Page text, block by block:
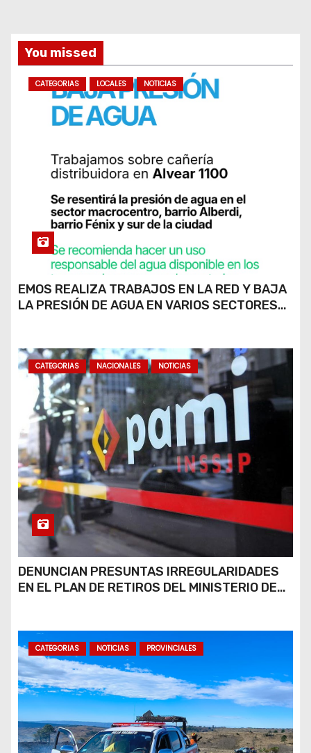
s
You missed
CATEGORIAS LOCALES NOTICIAS
EMOS REALIZA TRABAJOS EN LA RED Y BAJA
LA PRESIÓN DE AGUA EN VARIOS SECTORES
CATEGORIAS NACIONALES NOTICIAS
DENUNCIAN PRESUNTAS IRREGULARIDADES
EN EL PLAN DE RETIROS DEL MINISTERIO DE
CATEGORIAS NOTICIAS PROVINCIALES